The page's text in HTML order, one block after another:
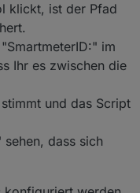
klickt, ist der Pfad
im
Ihr es zwischen die
und das Script
dass sich